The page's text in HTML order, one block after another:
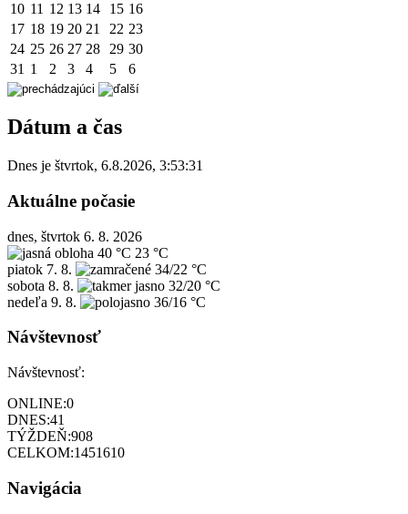
10 11 12 13 14 15 16
17 18 19 20 21 22 23
24 25 26 27 28 29 30
31 1 2 3 4 5 6
Dátum a čas
Dnes je štvrtok, 6.8.2026, 3:53:31
Aktuálne počasie
dnes, štvrtok 6. 8. 2026
40 °C 23 °C
piatok 7. 8.
34/22 °C
sobota 8. 8.
32/20 °C
nedeľa 9. 8. 36/16 °C
Návštevnosť
Návštevnosť:
ONLINE:0
DNES:41
TÝŽDEŇ:908
CELKOM:1451610
Navigácia